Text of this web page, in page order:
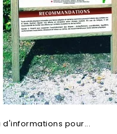
d'informations pour...